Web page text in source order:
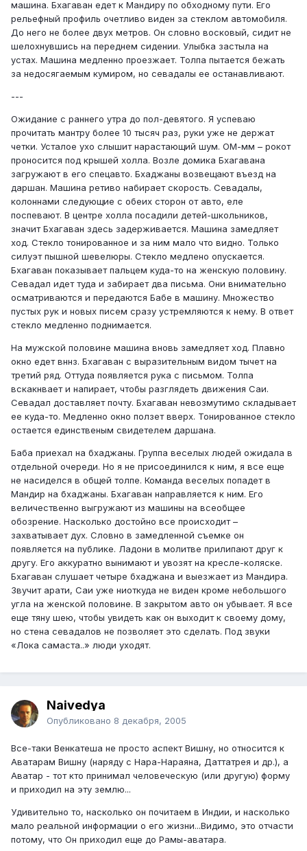
машина. Бхагаван едет к Мандиру по обходному пути. Его
рельефный профиль очетливо виден за стеклом автомобиля.
До него не более двух метров. Он словно восковый, сидит не
шелохнувшись на переднем сидении. Улыбка застыла на
устах. Машина медленно проезжает. Толпа пытается бежать
за недосягаемым кумиром, но севадалы ее останавливают.
---
Ожидание с раннего утра до пол-девятого. Я успеваю
прочитать мантру более 10 тысяч раз, руки уже не держат
четки. Усталое ухо слышит нарастающий шум. ОМ-мм – рокот
проносится под крышей холла. Возле домика Бхагавана
загружают в его спецавто. Бхаджаны возвещают въезд на
даршан. Машина ретиво набирает скорость. Севадалы,
колоннами следующие с обеих сторон от авто, еле
поспевают. В центре холла посадили детей-школьников,
значит Бхагаван здесь задерживается. Машина замедляет
ход. Стекло тонированное и за ним мало что видно. Только
силуэт пышной шевелюры. Стекло медлено опускается.
Бхагаван показывает пальцем куда-то на женскую половину.
Севадал идет туда и забирает два письма. Они внимательно
осматриваются и передаются Бабе в машину. Множество
пустых рук и новых писем сразу устремляются к нему. В ответ
стекло медленно поднимается.
На мужской половине машина вновь замедляет ход. Плавно
окно едет вннз. Бхагаван с выразительным видом тычет на
третий ряд. Оттуда появляется рука с письмом. Толпа
вскакнвает и напирает, чтобы разглядеть движения Саи.
Севадал доставляет почту. Бхагаван невозмутимо складывает
ее куда-то. Медленно окно ползет вверх. Тонированное стекло
остается единственым свидетелем даршана.
Баба приехал на бхаджаны. Группа веселых людей ожидала в
отдельной очереди. Но я не присоединился к ним, я все еще
не насиделся в общей толпе. Команда веселых попадет в
Мандир на бхаджаны. Бхагаван направляется к ним. Его
величественно выгружают из машины на всеобщее
обозрение. Насколько достойно все происходит –
захватывает дух. Словно в замедленной съемке он
появляется на публике. Ладони в молитве прилипают друг к
другу. Его аккуратно вынимают и увозят на кресле-коляске.
Бхагаван слушает четыре бхаджана и выезжает из Мандира.
Звучит арати, Саи уже ниоткуда не виден кроме небольшого
угла на женской половине. В закрытом авто он убывает. Я все
еще тяну шею, чтобы увидеть как он выходит к своему дому,
но стена севадалов не позволяет это сделать. Под звуки
«Лока самаста..» люди уходят.
Naivedya
Опубликовано 8 декабря, 2005
Все-таки Венкатеша не просто аспект Вишну, но относится к
Аватарам Вишну (наряду с Нара-Нараяна, Даттатрея и др.), а
Аватар - тот кто принимал человеческую (или другую) форму
и приходил на эту землю...
Удивительно то, насколько он почитаем в Индии, и насколько
мало реальной информации о его жизни...Видимо, это отчасти
потому, что Он приходил еще до Рамы-аватара.